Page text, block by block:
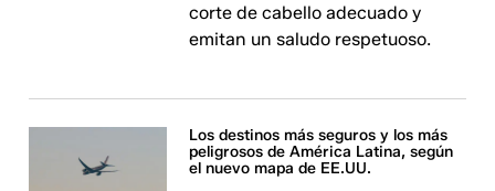
corte de cabello adecuado y
emitan un saludo respetuoso.
Los destinos más seguros y los más
peligrosos de América Latina, según
el nuevo mapa de EE.UU.